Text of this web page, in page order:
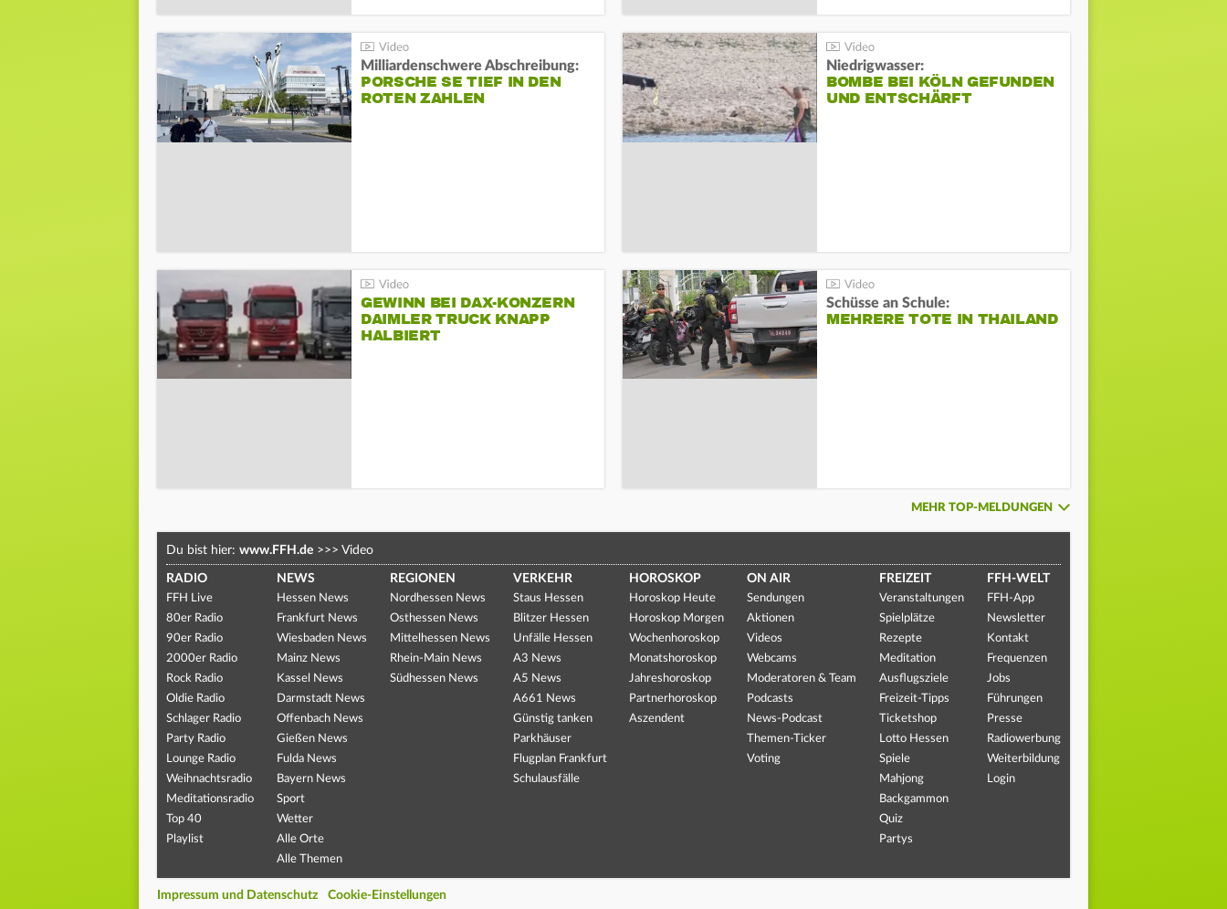
Milliardenschwere Abschreibung:
PORSCHE SE TIEF IN DEN
ROTEN ZAHLEN
Niedrigwasser:
BOMBE BEI KÖLN GEFUNDEN
UND ENTSCHÄRFT
GEWINN BEI DAX-KONZERN
DAIMLER TRUCK KNAPP
HALBIERT
Schüsse an Schule:
MEHRERE TOTE IN THAILAND
MEHR TOP-MELDUNGEN
Du bist hier: www.FFH.de >>> Video
RADIO
FFH Live
80er Radio
90er Radio
2000er Radio
Rock Radio
Oldie Radio
Schlager Radio
Party Radio
Lounge Radio
Weihnachtsradio
Meditationsradio
Top 40
Playlist
NEWS
Hessen News
Frankfurt News
Wiesbaden News
Mainz News
Kassel News
Darmstadt News
Offenbach News
Gießen News
Fulda News
Bayern News
Sport
Wetter
Alle Orte
Alle Themen
REGIONEN
Nordhessen News
Osthessen News
Mittelhessen News
Rhein-Main News
Südhessen News
VERKEHR
Staus Hessen
Blitzer Hessen
Unfälle Hessen
A3 News
A5 News
A661 News
Günstig tanken
Parkhäuser
Flugplan Frankfurt
Schulausfälle
HOROSKOP
Horoskop Heute
Horoskop Morgen
Wochenhoroskop
Monatshoroskop
Jahreshoroskop
Partnerhoroskop
Aszendent
ON AIR
Sendungen
Aktionen
Videos
Webcams
Moderatoren & Team
Podcasts
News-Podcast
Themen-Ticker
Voting
FREIZEIT
Veranstaltungen
Spielplätze
Rezepte
Meditation
Ausflugsziele
Freizeit-Tipps
Ticketshop
Lotto Hessen
Spiele
Mahjong
Backgammon
Quiz
Partys
FFH-WELT
FFH-App
Newsletter
Kontakt
Frequenzen
Jobs
Führungen
Presse
Radiowerbung
Weiterbildung
Login
Impressum und Datenschutz Cookie-Einstellungen